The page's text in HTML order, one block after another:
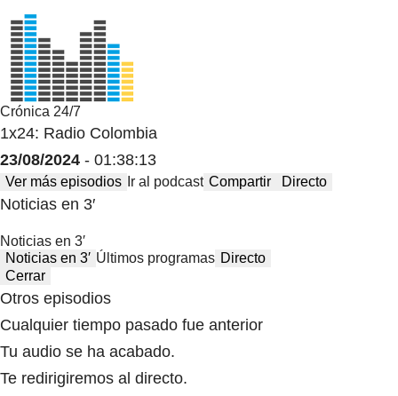
Crónica 24/7
1x24: Radio Colombia
23/08/2024 - 01:38:13
Ver más episodios Ir al podcast Compartir Directo
Noticias en 3′
Noticias en 3′
Noticias en 3′ Últimos programas Directo
Cerrar
Otros episodios
Cualquier tiempo pasado fue anterior
Tu audio se ha acabado.
Te redirigiremos al directo.